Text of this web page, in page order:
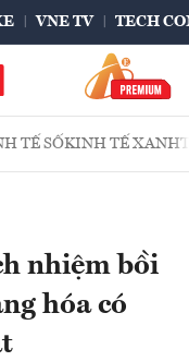
VNE TV TECH
TẾ SỐKINH TẾ XANH
nhiệm bồi
hóa có